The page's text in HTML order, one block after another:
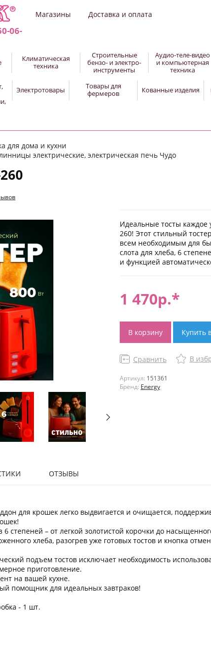
06-
Магазины Доставка и оплата
Климатическая
техника
Строительные
бензо- и электро-
инструменты
Аудио-теле-видео
и компьютерная
техника
Электротовары
Товары для
фермеров
Кованные изделия
для дома и кухни
электрические, электрическая печь Чудо
Идеальные тосты каждое
260! Этот стильный
всем необходимым для
слота для хлеба, 6
и функцией
1 470р.*
В корзину Купить
Сравнить В
Артикул: 151361
Бренд: Energy
ОТЗЫВЫ
для крошек легко выдвигается и очищается,
степеней – от легкой золотистой корочки до
хлеба, разогрев уже готовых тостов и кнопка
подъем тостов исключает необходимость
приготовление.
на вашей кухне.
помощник для идеальных завтраков!
- 1 шт.